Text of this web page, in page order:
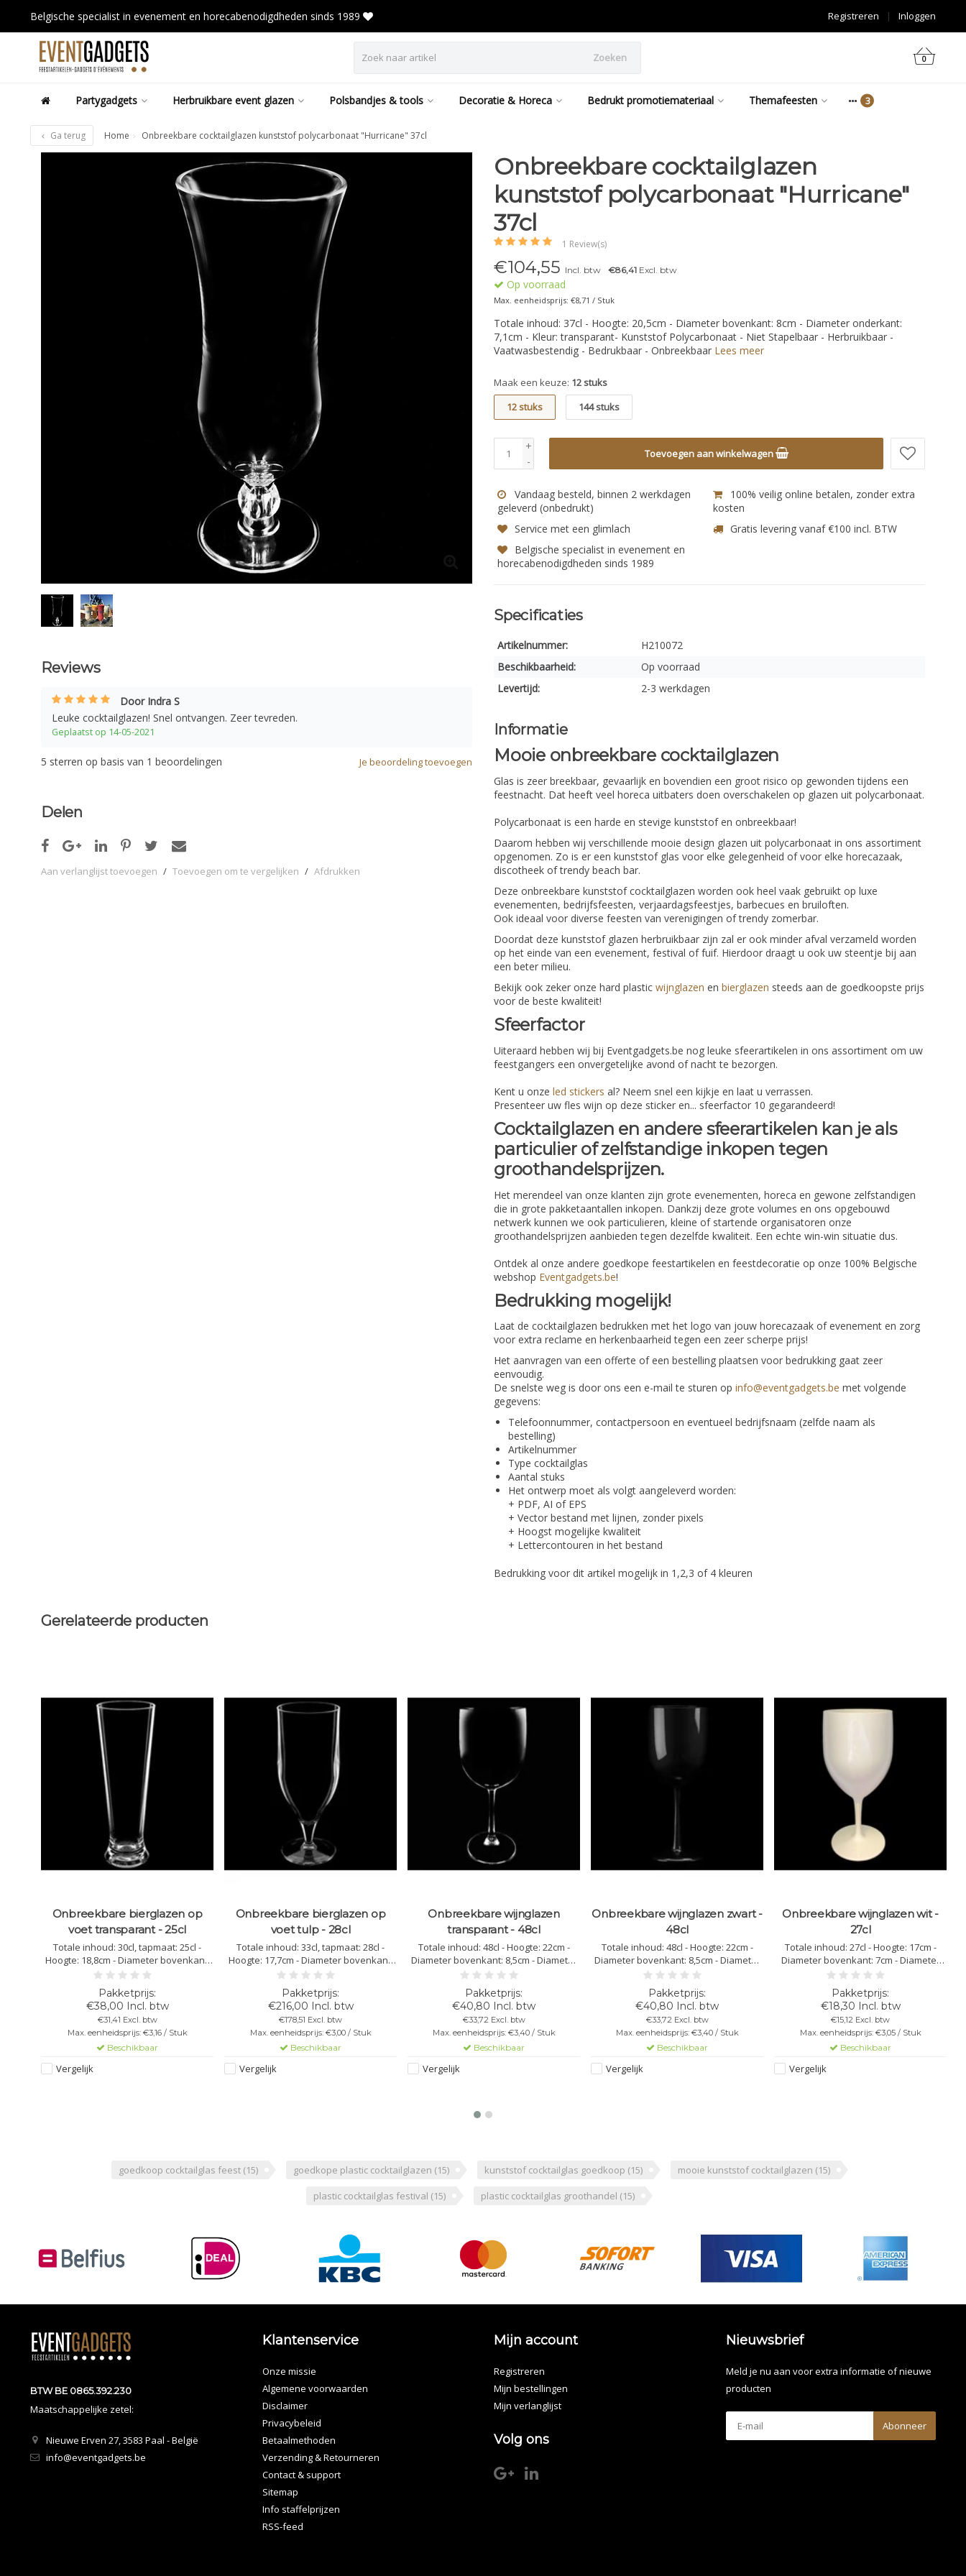
Belgische specialist in evenement en horecabenodigdheden sinds 1989 Inloggen
|
Registreren
Zoeken 0
Partygadgets Herbruikbare event glazen Polsbandjes & tools Decoratie & Horeca Bedrukt promotiemateriaal Themafeesten
Ga terug Home Onbreekbare cocktailglazen kunststof polycarbonaat "Hurricane" 37cl
Reviews
Door Indra S
Leuke cocktailglazen! Snel ontvangen. Zeer tevreden.
Geplaatst op 14-05-2021
Je beoordeling toevoegen
5 sterren op basis van 1 beoordelingen
Delen
Aan verlanglijst toevoegen / Toevoegen om te vergelijken / Afdrukken
Onbreekbare cocktailglazen
kunststof polycarbonaat "Hurricane"
37cl
1 Review(s)
€104,55 Incl. btw €86,41 Excl. btw
Op voorraad
Max. eenheidsprijs: €8,71 / Stuk
Totale inhoud: 37cl - Hoogte: 20,5cm - Diameter bovenkant: 8cm - Diameter onderkant:
7,1cm - Kleur: transparant- Kunststof Polycarbonaat - Niet Stapelbaar - Herbruikbaar -
Vaatwasbestendig - Bedrukbaar - Onbreekbaar Lees meer
Maak een keuze: 12 stuks
12 stuks
144 stuks
+
-
Toevoegen aan winkelwagen
Vandaag besteld, binnen 2 werkdagen
geleverd (onbedrukt)
100% veilig online betalen, zonder extra
kosten
Service met een glimlach
Gratis levering vanaf €100 incl. BTW
Belgische specialist in evenement en
horecabenodigdheden sinds 1989
Specificaties
Artikelnummer:
H210072
Beschikbaarheid:
Op voorraad
Levertijd:
2-3 werkdagen
Informatie
Mooie onbreekbare cocktailglazen
Glas is zeer breekbaar, gevaarlijk en bovendien een groot risico op gewonden tijdens een
feestnacht. Dat heeft veel horeca uitbaters doen overschakelen op glazen uit polycarbonaat.
Polycarbonaat is een harde en stevige kunststof en onbreekbaar!
Daarom hebben wij verschillende mooie design glazen uit polycarbonaat in ons assortiment
opgenomen. Zo is er een kunststof glas voor elke gelegenheid of voor elke horecazaak,
discotheek of trendy beach bar.
Deze onbreekbare kunststof cocktailglazen worden ook heel vaak gebruikt op luxe
evenementen, bedrijfsfeesten, verjaardagsfeestjes, barbecues en bruiloften.
Ook ideaal voor diverse feesten van verenigingen of trendy zomerbar.
Doordat deze kunststof glazen herbruikbaar zijn zal er ook minder afval verzameld worden
op het einde van een evenement, festival of fuif. Hierdoor draagt u ook uw steentje bij aan
een beter milieu.
Bekijk ook zeker onze hard plastic wijnglazen en bierglazen steeds aan de goedkoopste prijs
voor de beste kwaliteit!
Sfeerfactor
Uiteraard hebben wij bij Eventgadgets.be nog leuke sfeerartikelen in ons assortiment om uw
feestgangers een onvergetelijke avond of nacht te bezorgen.
Kent u onze led stickers al? Neem snel een kijkje en laat u verrassen.
Presenteer uw fles wijn op deze sticker en... sfeerfactor 10 gegarandeerd!
Cocktailglazen en andere sfeerartikelen kan je als
particulier of zelfstandige inkopen tegen
groothandelsprijzen.
Het merendeel van onze klanten zijn grote evenementen, horeca en gewone zelfstandigen
die in grote pakketaantallen inkopen. Dankzij deze grote volumes en ons opgebouwd
netwerk kunnen we ook particulieren, kleine of startende organisatoren onze
groothandelsprijzen aanbieden tegen dezelfde kwaliteit. Een echte win-win situatie dus.
Ontdek al onze andere goedkope feestartikelen en feestdecoratie op onze 100% Belgische
webshop Eventgadgets.be!
Bedrukking mogelijk!
Laat de cocktailglazen bedrukken met het logo van jouw horecazaak of evenement en zorg
voor extra reclame en herkenbaarheid tegen een zeer scherpe prijs!
Het aanvragen van een offerte of een bestelling plaatsen voor bedrukking gaat zeer
eenvoudig.
De snelste weg is door ons een e-mail te sturen op info@eventgadgets.be met volgende
gegevens:
Telefoonnummer, contactpersoon en eventueel bedrijfsnaam (zelfde naam als
bestelling)
Artikelnummer
Type cocktailglas
Aantal stuks
Het ontwerp moet als volgt aangeleverd worden:
+ PDF, AI of EPS
+ Vector bestand met lijnen, zonder pixels
+ Hoogst mogelijke kwaliteit
+ Lettercontouren in het bestand
Bedrukking voor dit artikel mogelijk in 1,2,3 of 4 kleuren
Gerelateerde producten
Onbreekbare bierglazen op
voet transparant - 25cl
Totale inhoud: 30cl, tapmaat: 25cl -
Hoogte: 18,8cm - Diameter bovenkant:
6,4cm - Diameter onderkant: 5,6cm -
Kleur: transparant - Kunststof
Polycarbonaat - Niet Stapelbaar -
Herbruikbaar - Vaatwasbestendig -
Bedrukbaar - Onbreekbaar
€38,00 Incl. btw
€31,41 Excl. btw
Max. eenheidsprijs: €3,16 / Stuk
Beschikbaar
Vergelijk
Onbreekbare bierglazen op
voet tulp - 28cl
Totale inhoud: 33cl, tapmaat: 28cl -
Hoogte: 17,7cm - Diameter bovenkant:
6,7cm - Diameter onderkant: 6,7cm -
Kleur: transparant - Kunststof
Polycarbonaat - Niet Stapelbaar -
Herbruikbaar - Vaatwasbestendig -
Bedrukbaar - Onbreekbaar
€216,00 Incl. btw
€178,51 Excl. btw
Max. eenheidsprijs: €3,00 / Stuk
Beschikbaar
Vergelijk
Onbreekbare wijnglazen
transparant - 48cl
Totale inhoud: 48cl - Hoogte: 22cm -
Diameter bovenkant: 8,5cm - Diameter
onderkant: 8cm - Kleur: transparant -
Kunststof Polycarbonaat - Niet
Stapelbaar - Herbruikbaar -
Vaatwasbestendig - Bedrukbaar -
Onbreekbaar
€40,80 Incl. btw
€33,72 Excl. btw
Max. eenheidsprijs: €3,40 / Stuk
Beschikbaar
Vergelijk
Onbreekbare wijnglazen zwart -
48cl
Totale inhoud: 48cl - Hoogte: 22cm -
Diameter bovenkant: 8,5cm - Diameter
onderkant: 8cm - Kleur: zwart -
Kunststof Polycarbonaat - Niet
Stapelbaar - Herbruikbaar -
Vaatwasbestendig - Bedrukbaar -
Onbreekbaar
€40,80 Incl. btw
€33,72 Excl. btw
Max. eenheidsprijs: €3,40 / Stuk
Beschikbaar
Vergelijk
Onbreekbare wijnglazen wit -
27cl
Totale inhoud: 27cl - Hoogte: 17cm -
Diameter bovenkant: 7cm - Diameter
onderkant: 7,5cm - Kleur: wit - Kunststof
Polycarbonaat - Niet Stapelbaar -
Herbruikbaar - Vaatwasbestendig -
Bedrukbaar - Onbreekbaar
€18,30 Incl. btw
€15,12 Excl. btw
Max. eenheidsprijs: €3,05 / Stuk
Beschikbaar
Vergelijk
goedkoop cocktailglas feest (15) goedkope plastic cocktailglazen (15) kunststof cocktailglas goedkoop (15) mooie kunststof cocktailglazen (15)
plastic cocktailglas festival (15) plastic cocktailglas groothandel (15)
BTW BE 0865.392.230
Maatschappelijke zetel:
Nieuwe Erven 27, 3583 Paal - België
info@eventgadgets.be
Klantenservice
Onze missie
Algemene voorwaarden
Disclaimer
Privacybeleid
Betaalmethoden
Verzending & Retourneren
Contact & support
Sitemap
Info staffelprijzen
RSS-feed
Mijn account
Registreren
Mijn bestellingen
Mijn verlanglijst
Volg ons
Nieuwsbrief
Meld je nu aan voor extra informatie of nieuwe
producten
Abonneer